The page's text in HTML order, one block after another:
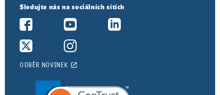
Sledujte nás na sociálních sítích
ODBĚR NOVINEK